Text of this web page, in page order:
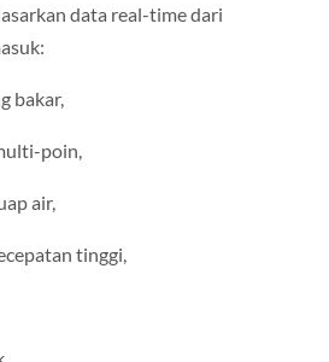
data real-time dari
bakar,
poin,
air,
tinggi,